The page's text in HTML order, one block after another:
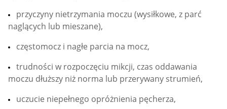
przyczyny nietrzymania moczu (wysiłkowe, z parć
naglących lub mieszane),
częstomocz i nagłe parcia na mocz,
trudności w rozpoczęciu mikcji, czas oddawania
moczu dłuższy niż norma lub przerywany strumień,
uczucie niepełnego opróżnienia pęcherza,